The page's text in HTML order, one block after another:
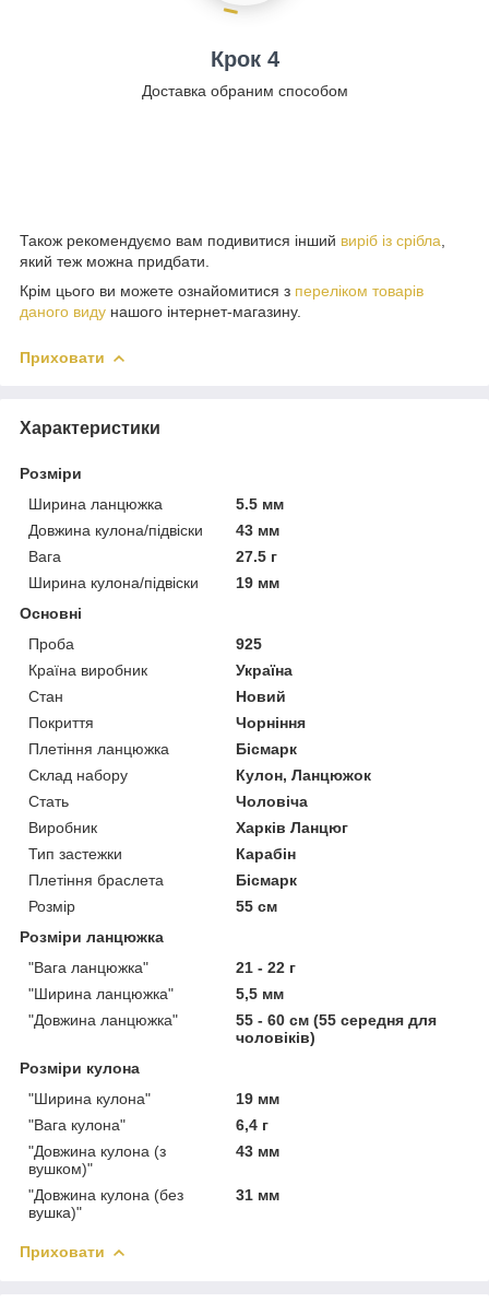
Крок 4
Доставка обраним способом
Також рекомендуємо вам подивитися інший виріб із срібла
який теж можна придбати.
Крім цього ви можете ознайомитися з переліком товарів
даного виду нашого інтернет-магазину.
Приховати
Характеристики
Розміри
Ширина ланцюжка
5.5 мм
Довжина кулона/підвіски
43 мм
Вага
27.5 г
Ширина кулона/підвіски
19 мм
Основні
Проба
925
Країна виробник
Україна
Стан
Новий
Покриття
Чорніння
Плетіння ланцюжка
Бісмарк
Склад набору
Кулон, Ланцюжок
Стать
Чоловіча
Виробник
Харків Ланцюг
Тип застежки
Карабін
Плетіння браслета
Бісмарк
Розмір
55 см
Розміри ланцюжка
"Вага ланцюжка"
21 - 22 г
"Ширина ланцюжка"
5,5 мм
"Довжина ланцюжка"
55 - 60 см (55 середня для
чоловіків)
Розміри кулона
"Ширина кулона"
19 мм
"Вага кулона"
6,4 г
"Довжина кулона (з
вушком)"
43 мм
"Довжина кулона (без
вушка)"
31 мм
Приховати